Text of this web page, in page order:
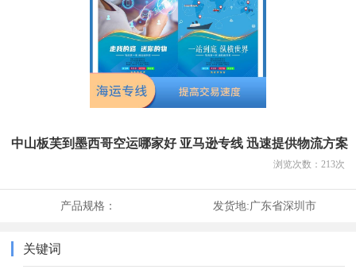
中山板芙到墨西哥空运哪家好 亚马逊专线 迅速提供物流方案
浏览次数： 213次
产品规格： 发货地:广东省深圳市
关键词